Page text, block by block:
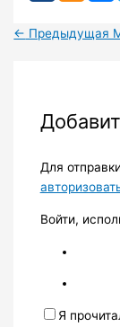
← Предыдущая
Для
Войти,
Я